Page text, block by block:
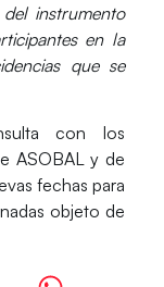
instrumento
en la
que se
con los
ASOBAL y de
fechaspara
objeto de